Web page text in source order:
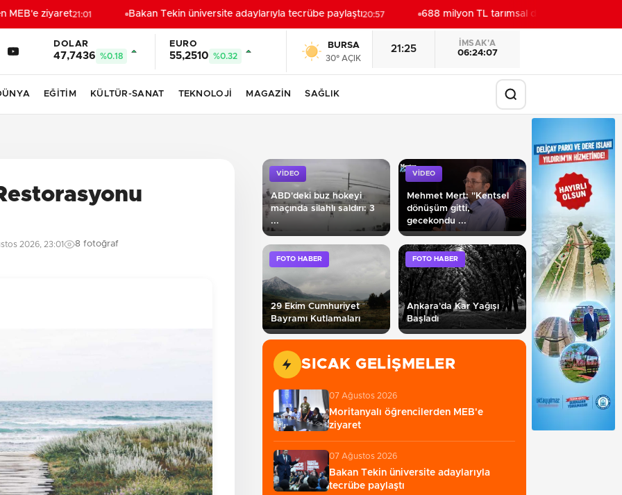
ziyaret21:01 Bakan Tekin üniversite adaylarıyla tecrübe paylaştı20:57 688 milyon TL tarımsal destek hesaplarda
DOLAR
47,7436 %0.18
EURO
55,2510 %0.32
BURSA
30° AÇIK
21:25
İMSAK'A
06:24:05
EĞİTİM KÜLTÜR-SANAT TEKNOLOJİ MAGAZİN SAĞLIK
2026, 23:01 8 fotoğraf
VİDEO
ABD'deki buz hokeyi
maçında silahlı saldırı: 3
...
VİDEO
Mehmet Mert: "Kentsel
dönüşüm gitti,
gecekondu ...
FOTO HABER
29 Ekim Cumhuriyet
Bayramı Kutlamaları
FOTO HABER
Ankara'da Kar Yağışı
Başladı
SICAK GELIŞMELER
07 Ağustos 2026
Moritanyalı öğrencilerden MEB'e
ziyaret
07 Ağustos 2026
Bakan Tekin üniversite adaylarıyla
tecrübe paylaştı